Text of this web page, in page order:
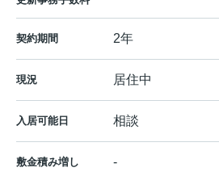
契約期間 2年
現況 居住中
入居可能日 相談
敷金積み増し -